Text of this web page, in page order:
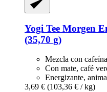
Yogi Tee Morgen
(35,70 g)
Mezcla con
Con mate, café
Energizante,
3,69 € (103,36 € / kg)